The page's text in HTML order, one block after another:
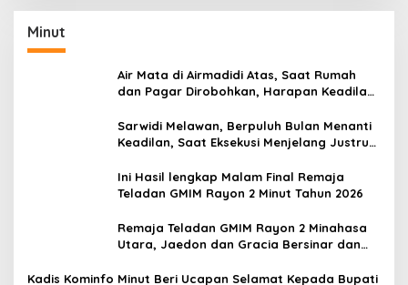
Minut
Air Mata di Airmadidi Atas, Saat Rumah
dan Pagar Dirobohkan, Harapan Keadilan
Sarwidi Melawan, Berpuluh Bulan Menanti
Keadilan, Saat Eksekusi Menjelang Justru
Ini Hasil lengkap Malam Final Remaja
Teladan GMIM Rayon 2 Minut Tahun 2026
Remaja Teladan GMIM Rayon 2 Minahasa
Utara, Jaedon dan Gracia Bersinar dan
Kadis Kominfo Minut Beri Ucapan Selamat Kepada Bupati